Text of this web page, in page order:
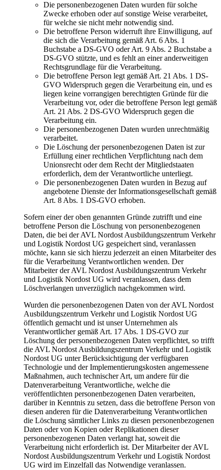
Die personenbezogenen Daten wurden für solche
Zwecke erhoben oder auf sonstige Weise verarbeitet,
für welche sie nicht mehr notwendig sind.
Die betroffene Person widerruft ihre Einwilligung, auf
die sich die Verarbeitung gemäß Art. 6 Abs. 1
Buchstabe a DS-GVO oder Art. 9 Abs. 2 Buchstabe a
DS-GVO stützte, und es fehlt an einer anderweitigen
Rechtsgrundlage für die Verarbeitung.
Die betroffene Person legt gemäß Art. 21 Abs. 1 DS-
GVO Widerspruch gegen die Verarbeitung ein, und es
liegen keine vorrangigen berechtigten Gründe für die
Verarbeitung vor, oder die betroffene Person legt gemäß
Art. 21 Abs. 2 DS-GVO Widerspruch gegen die
Verarbeitung ein.
Die personenbezogenen Daten wurden unrechtmäßig
verarbeitet.
Die Löschung der personenbezogenen Daten ist zur
Erfüllung einer rechtlichen Verpflichtung nach dem
Unionsrecht oder dem Recht der Mitgliedstaaten
erforderlich, dem der Verantwortliche unterliegt.
Die personenbezogenen Daten wurden in Bezug auf
angebotene Dienste der Informationsgesellschaft gemäß
Art. 8 Abs. 1 DS-GVO erhoben.
Sofern einer der oben genannten Gründe zutrifft und eine
betroffene Person die Löschung von personenbezogenen
Daten, die bei der AVL Nordost Ausbildungszentrum Verkehr
und Logistik Nordost UG gespeichert sind, veranlassen
möchte, kann sie sich hierzu jederzeit an einen Mitarbeiter des
für die Verarbeitung Verantwortlichen wenden. Der
Mitarbeiter der AVL Nordost Ausbildungszentrum Verkehr
und Logistik Nordost UG wird veranlassen, dass dem
Löschverlangen unverzüglich nachgekommen wird.
Wurden die personenbezogenen Daten von der AVL Nordost
Ausbildungszentrum Verkehr und Logistik Nordost UG
öffentlich gemacht und ist unser Unternehmen als
Verantwortlicher gemäß Art. 17 Abs. 1 DS-GVO zur
Löschung der personenbezogenen Daten verpflichtet, so trifft
die AVL Nordost Ausbildungszentrum Verkehr und Logistik
Nordost UG unter Berücksichtigung der verfügbaren
Technologie und der Implementierungskosten angemessene
Maßnahmen, auch technischer Art, um andere für die
Datenverarbeitung Verantwortliche, welche die
veröffentlichten personenbezogenen Daten verarbeiten,
darüber in Kenntnis zu setzen, dass die betroffene Person von
diesen anderen für die Datenverarbeitung Verantwortlichen
die Löschung sämtlicher Links zu diesen personenbezogenen
Daten oder von Kopien oder Replikationen dieser
personenbezogenen Daten verlangt hat, soweit die
Verarbeitung nicht erforderlich ist. Der Mitarbeiter der AVL
Nordost Ausbildungszentrum Verkehr und Logistik Nordost
UG wird im Einzelfall das Notwendige veranlassen.